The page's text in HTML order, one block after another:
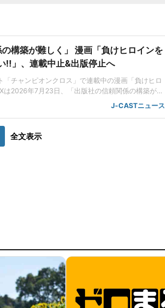
構築が難しく」 漫画「負けヒロインを
!!」、連載中止&出版停止へ
「チャンピオンクロス」で連載中の漫画「負けヒロ
は2026年7月23日、「出版社の信頼関係の構築が難
日の更新で連載を中止するとともに、26年末で配
。また、作画のタツワイプさんのXで、タツワイプさ
STニュースの取材に対し
J-CASTニュース
全文表示